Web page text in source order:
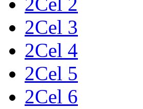
2Cel 3
2Cel 4
2Cel 5
2Cel 6